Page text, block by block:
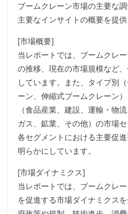
ブームクレーン市場の主要な調
主要なインサイトの概要を提供
[市場概要]
当レポートでは、ブームクレ
の推移、現在の市場規模など
しています。また、タイプ別
ーン、伸縮式ブームクレーン
（食品産業、建設、運輸・物
ガス、鉱業、その他）の市場セ
各セグメントにおける主要促
明らかにしています。
[市場ダイナミクス]
当レポートでは、ブームクレ
を促進する市場ダイナミクス